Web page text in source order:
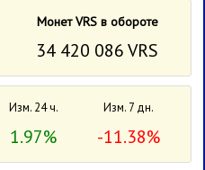
Монет VRS в обороте
34 420 086 VRS
Изм. 24 ч. Изм. 7 дн.
1.97% -11.38%